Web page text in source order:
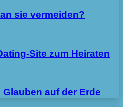
sie vermeiden?
Site zum Heiraten
auf der Erde